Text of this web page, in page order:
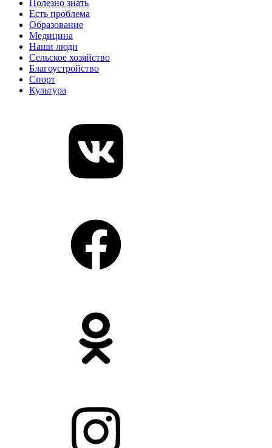
Полезно знать
Есть проблема
Образование
Медицина
Наши люди
Сельское хозяйство
Благоустройство
Спорт
Культура